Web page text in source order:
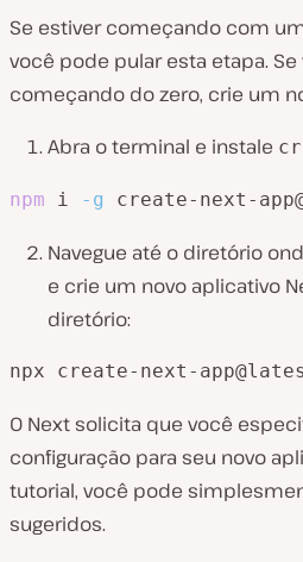
Se estiver começando com
você pode pular esta etapa.
começando do zero, crie um
Abra o terminal e instale
npm i -g create-next-
Navegue até o diretório
e crie um novo aplicativo
diretório:
npx create-next-
O Next solicita que você
configuração para seu novo
tutorial, você pode
sugeridos.